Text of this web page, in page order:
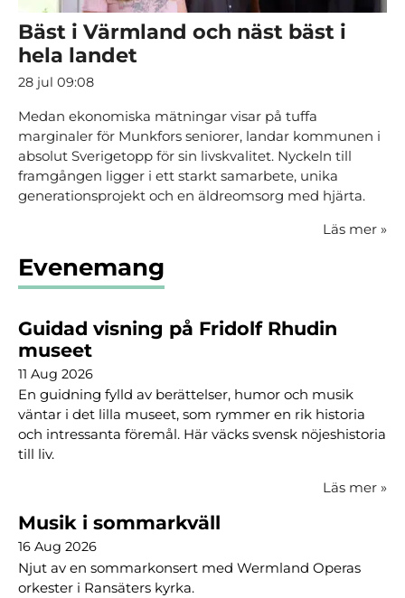
Bäst i Värmland och näst bäst i
hela landet
28 jul 09:08
Medan ekonomiska mätningar visar på tuffa
marginaler för Munkfors seniorer, landar kommunen i
absolut Sverigetopp för sin livskvalitet. Nyckeln till
framgången ligger i ett starkt samarbete, unika
generationsprojekt och en äldreomsorg med hjärta.
Läs mer »
Evenemang
Guidad visning på Fridolf Rhudin
museet
11 Aug 2026
En guidning fylld av berättelser, humor och musik
väntar i det lilla museet, som rymmer en rik historia
och intressanta föremål. Här väcks svensk nöjeshistoria
till liv.
Läs mer »
Musik i sommarkväll
16 Aug 2026
Njut av en sommarkonsert med Wermland Operas
orkester i Ransäters kyrka.